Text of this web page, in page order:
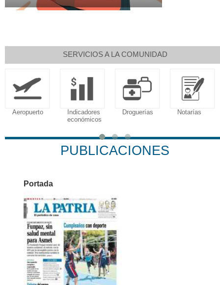
SERVICIOS A LA COMUNIDAD
Aeropuerto
Indicadores
económicos
Droguerías Notarías
PUBLICACIONES
Portada